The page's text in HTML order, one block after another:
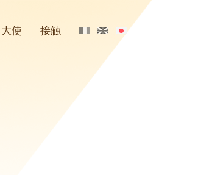
大使 接触